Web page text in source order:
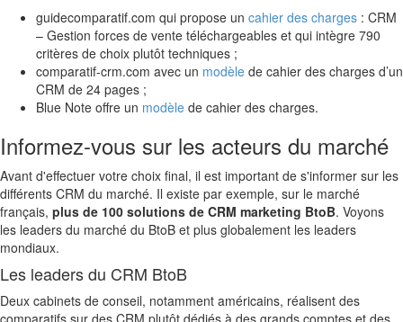
guidecomparatif.com qui propose un cahier des charges : CRM
– Gestion forces de vente téléchargeables et qui intègre 790
critères de choix plutôt techniques ;
comparatif-crm.com avec un modèle de cahier des charges d’un
CRM de 24 pages ;
Blue Note offre un modèle de cahier des charges.
Informez-vous sur les acteurs du marché
Avant d'effectuer votre choix final, il est important de s'informer sur les
différents CRM du marché. Il existe par exemple, sur le marché
français, plus de 100 solutions de CRM marketing BtoB. Voyons
les leaders du marché du BtoB et plus globalement les leaders
mondiaux.
Les leaders du CRM BtoB
Deux cabinets de conseil, notamment américains, réalisent des
comparatifs sur des CRM plutôt dédiés à des grands comptes et des